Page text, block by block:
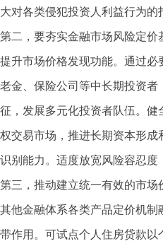
大对各类侵犯投资人利益行为
第二，要夯实金融市场风险定
提升市场价格发现功能。通过
老金、保险公司等中长期投资
征，发展多元化投资者队伍。
权交易市场，推进长期资本形
识别能力。适度放宽风险容忍
第三，推动建立统一有效的市
其他金融体系各类产品定价机
带作用。可试点个人住房贷款以